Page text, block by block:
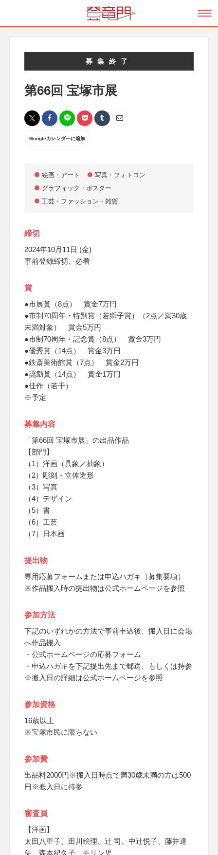
募集終了
第66回 宝塚市展
Googleカレンダーに追加
絵画・アート
写真・フォトコン
グラフィック・ポスター
工芸・ファッション・雑貨
締切
2024年10月11日 (金)
事前登録締切、必着
賞
●市展賞（8点） 賞金7万円
●市制70周年・特別賞（若獅子賞）（2点／満30歳
未満対象） 賞金5万円
●市制70周年・記念賞（8点） 賞金3万円
●優秀賞（14点） 賞金3万円
●鉄斎美術館賞（7点） 賞金2万円
●奨励賞（14点） 賞金1万円
●佳作（若干）
※予定
募集内容
「第66回 宝塚市展」の出品作品
【部門】
（1）洋画（具象／抽象）
（2）彫刻・立体造形
（3）写真
（4）デザイン
（5）書
（6）工芸
（7）日本画
提出物
専用応募フォームまたは申込ハガキ（募集要項）
※作品搬入時の提出物は公式ホームページを参照
参加方法
下記のいずれかの方法で事前申込後、搬入日に会場
へ作品搬入
・公式ホームページの応募フォーム
・申込ハガキを下記提出先まで郵送、もしくは持参
※搬入日の詳細は公式ホームページを参照
参加資格
16歳以上
※宝塚市民に限らない
参加費
出品料2000円※搬入日時点で満30歳未満の方は500
円※搬入日に持参
審査員
【洋画】
太田八重子、田川絵理、辻 司、中辻悦子、藤井達
矢、森本紀久子、モリン児